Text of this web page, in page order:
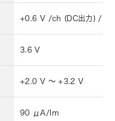
+0.6 V /ch (DC出力) /
3.6 V
+2.0 V ～ +3.2 V
90 μA/lm